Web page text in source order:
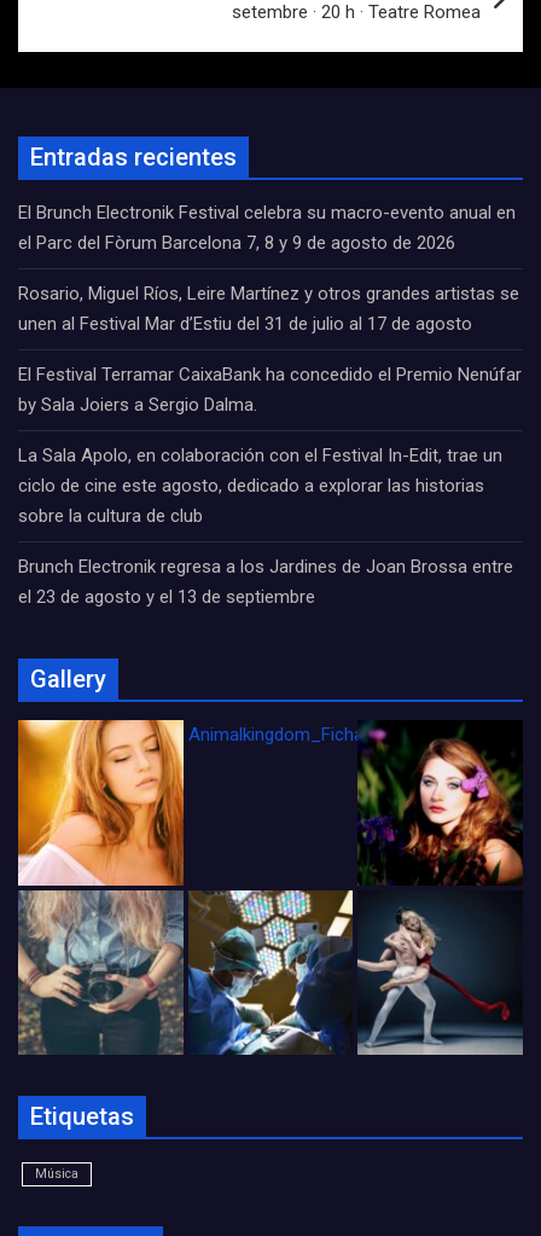
setembre · 20 h · Teatre Romea
Entradas recientes
El Brunch Electronik Festival celebra su macro-evento anual en
el Parc del Fòrum Barcelona 7, 8 y 9 de agosto de 2026
Rosario, Miguel Ríos, Leire Martínez y otros grandes artistas se
unen al Festival Mar d’Estiu del 31 de julio al 17 de agosto
El Festival Terramar CaixaBank ha concedido el Premio Nenúfar
by Sala Joiers a Sergio Dalma.
La Sala Apolo, en colaboración con el Festival In-Edit, trae un
ciclo de cine este agosto, dedicado a explorar las historias
sobre la cultura de club
Brunch Electronik regresa a los Jardines de Joan Brossa entre
el 23 de agosto y el 13 de septiembre
Gallery
Animalkingdom_FichaCine
Etiquetas
Música